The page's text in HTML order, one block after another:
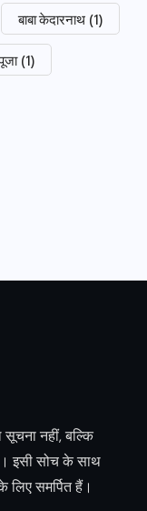
बाबा केदारनाथ (1)
(1)
नहीं, बल्कि
इसी सोच के साथ
समर्पित हैं।